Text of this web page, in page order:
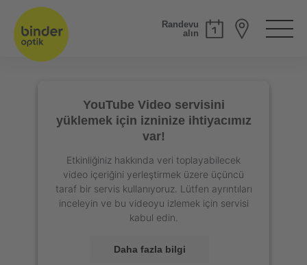
Randevu
alın
YouTube Video servisini
yüklemek için izninize ihtiyacımız
var!
Etkinliğiniz hakkında veri toplayabilecek
video içeriğini yerleştirmek üzere üçüncü
taraf bir servis kullanıyoruz. Lütfen ayrıntıları
inceleyin ve bu videoyu izlemek için servisi
kabul edin.
Daha fazla bilgi